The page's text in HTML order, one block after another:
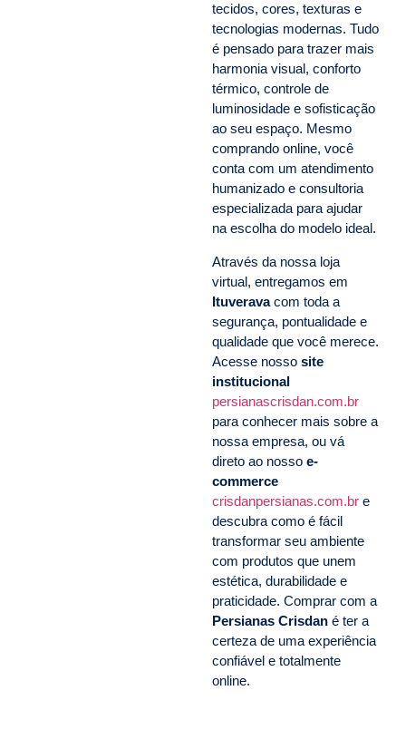
tecidos, cores, texturas e
tecnologias modernas. Tudo
é pensado para trazer mais
harmonia visual, conforto
térmico, controle de
luminosidade e sofisticação
ao seu espaço. Mesmo
comprando online, você
conta com um atendimento
humanizado e consultoria
especializada para ajudar
na escolha do modelo ideal.
Através da nossa loja
virtual, entregamos em
Ituveravacom toda a
segurança, pontualidade e
qualidade que você merece.
Acesse nosso site
institucional
persianascrisdan.com.br
para conhecer mais sobre a
nossa empresa, ou vá
direto ao nosso e-
commerce
crisdanpersianas.com.br e
descubra como é fácil
transformar seu ambiente
com produtos que unem
estética, durabilidade e
praticidade. Comprar com a
Persianas Crisdan é ter a
certeza de uma experiência
confiável e totalmente
online.